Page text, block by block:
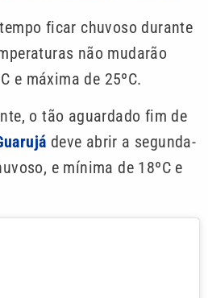
ficar chuvoso durante
não mudarão
e máxima de 25ºC.
o tão aguardado fim de
deve abrir a segunda-
e mínima de 18ºC e